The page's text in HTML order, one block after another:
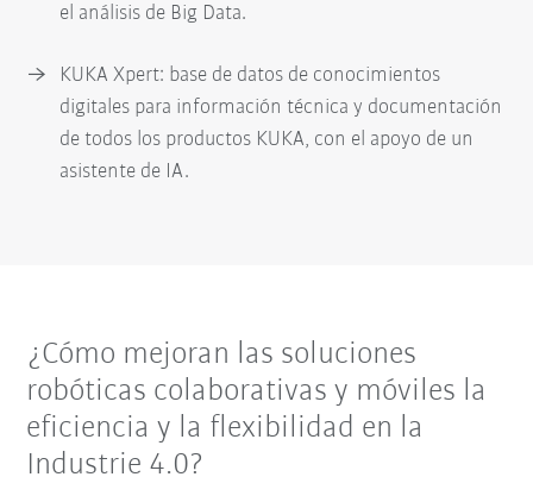
el análisis de Big Data.
KUKA Xpert: base de datos de conocimientos
digitales para información técnica y documentación
de todos los productos KUKA, con el apoyo de un
asistente de IA.
¿Cómo mejoran las soluciones
robóticas colaborativas y móviles la
eficiencia y la flexibilidad en la
Industrie 4.0?